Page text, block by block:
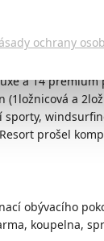
ostrova
a 14
(1ložnicová a
sporty,
prošel
obývacího
koupelna,
ochrany